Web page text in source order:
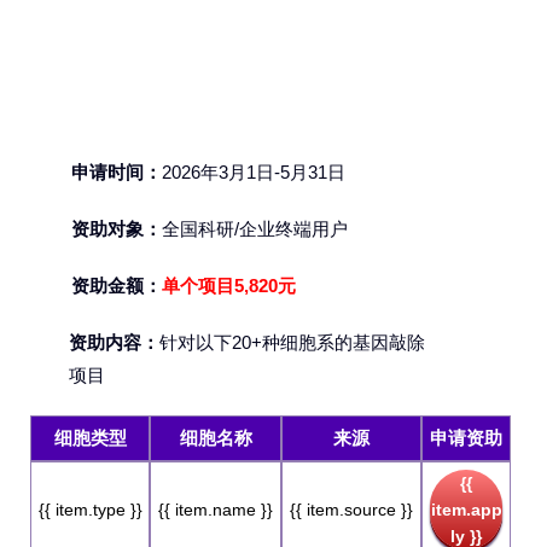
申请时间： 2026年3月1日-5月31日
资助对象： 全国科研/企业终端用户
资助金额： 单个项目5,820元
资助内容： 针对以下20+种细胞系的基因敲除
项目
细胞类型 细胞名称 来源 申请资助
{{ item.type }} {{ item.name }} {{ item.source }}
{{
item.app
ly }}